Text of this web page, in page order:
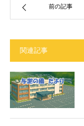
前の記事
関連記事